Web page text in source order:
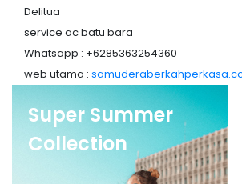
Delitua
service ac batu bara
Whatsapp : +6285363254360
web utama :
Super Summer
Collection